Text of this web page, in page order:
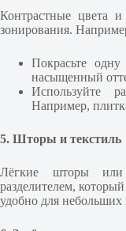
Контрастные цвета
зонирования.
Покрасьте
насыщенный
Используйте
Например,
5. Шторы и текстиль
Лёгкие шторы или
разделителем,
удобно для